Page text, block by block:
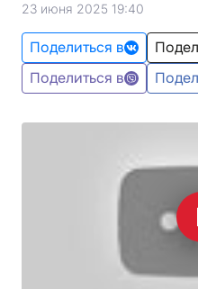
23 июня 2025 19:40
Поделиться в
Поделиться в